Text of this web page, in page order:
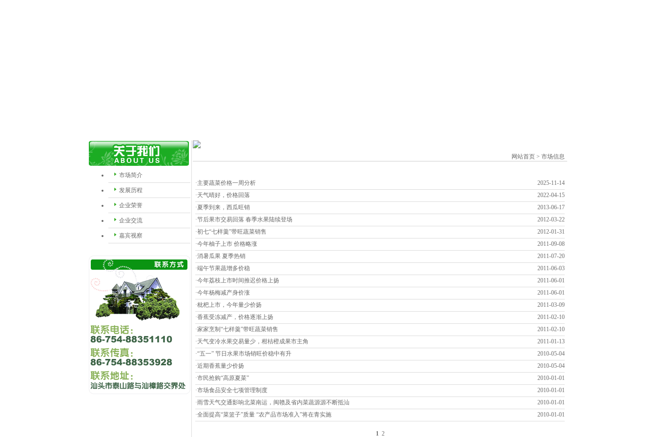
市场简介
发展历程
企业荣誉
企业交流
嘉宾视察
网站首页 > 市场信息
·主要蔬菜价格一周分析
2025-11-14
·天气晴好，价格回落
2022-04-15
·夏季到来，西瓜旺销
2013-06-17
·节后果市交易回落 春季水果陆续登场
2012-03-22
·初七“七样羹”带旺蔬菜销售
2012-01-31
·今年柚子上市 价格略涨
2011-09-08
·消暑瓜果 夏季热销
2011-07-20
·端午节果蔬增多价稳
2011-06-03
·今年荔枝上市时间推迟价格上扬
2011-06-01
·今年杨梅减产身价涨
2011-06-01
·枇杷上市，今年量少价扬
2011-03-09
·香蕉受冻减产，价格逐渐上扬
2011-02-10
·家家烹制“七样羹”带旺蔬菜销售
2011-02-10
·天气变冷水果交易量少，柑桔橙成果市主角
2011-01-13
·“五一” 节日水果市场销旺价稳中有升
2010-05-04
·近期香蕉量少价扬
2010-05-04
·市民抢购“高原夏菜”
2010-01-01
·市场食品安全七项管理制度
2010-01-01
·雨雪天气交通影响北菜南运，闽赣及省内菜蔬源源不断抵汕
2010-01-01
·全面提高“菜篮子”质量 “农产品市场准入”将在青实施
2010-01-01
1 2